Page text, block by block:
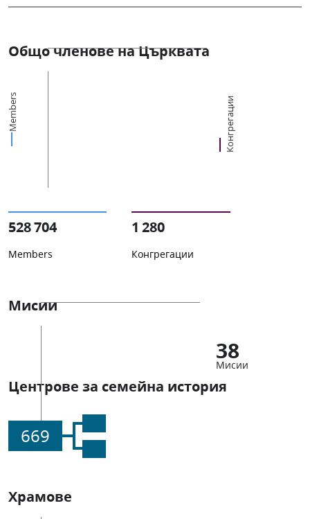
Общо членове на Църквата
Members Конгрегации
528 704
Members
1 280
Конгрегации
Мисии
38
Мисии
Центрове за семейна история
669
Храмове